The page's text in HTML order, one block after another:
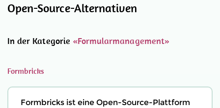
Open-Source-Alternativen
In der Kategorie «Formularmanagement»
Formbricks
Formbricks ist eine Open-Source-Plattform